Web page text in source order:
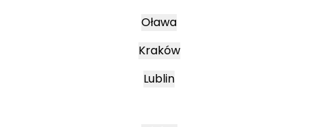
Oława
Kraków
Lublin